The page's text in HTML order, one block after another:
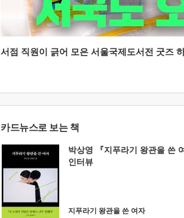
서점 직원이 긁어 모은 서울국제도서전 굿즈
카드뉴스로 보는 책
박상영 『지푸라기 왕관을 쓴
인터뷰
지푸라기 왕관을 쓴 여자